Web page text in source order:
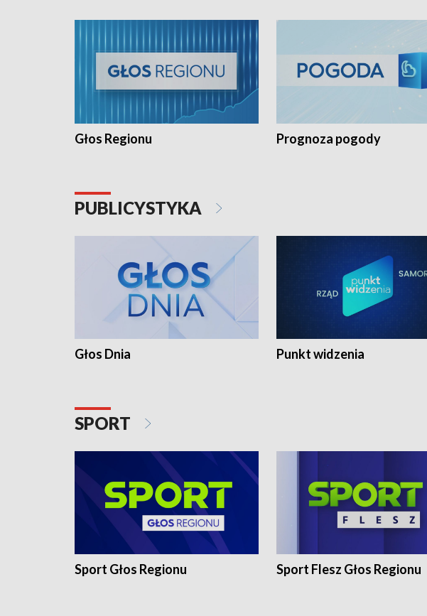
Głos Regionu Prognoza pogody
PUBLICYSTYKA
Głos Dnia Punkt widzenia
SPORT
Sport Głos Regionu Sport Flesz Głos Regionu